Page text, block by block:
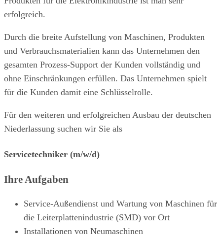
erfolgreich.
Durch die breite Aufstellung von Maschinen, Produkten
und Ver­brauchsmaterialien kann das Unternehmen den
gesamten Prozess-Support der Kunden vollständig und
ohne Einschränkungen erfüllen. Das Unternehmen spielt
für die Kunden damit eine Schlüsselrolle.
Für den weiteren und erfolgreichen Ausbau der deutschen
Niederlassung suchen wir Sie als
Servicetechniker (m/w/d)
Ihre Aufgaben
Service-Außendienst und Wartung von Maschinen für
die Leiterplattenindustrie (SMD) vor Ort
Installationen von Neumaschinen